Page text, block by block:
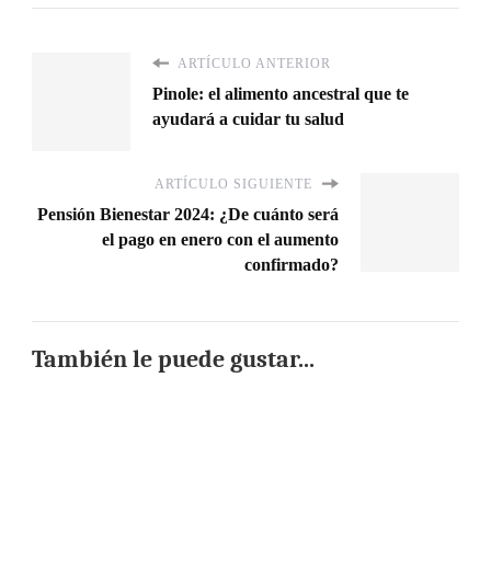
ARTÍCULO ANTERIOR
Pinole: el alimento ancestral que te
ayudará a cuidar tu salud
ARTÍCULO SIGUIENTE
Pensión Bienestar 2024: ¿De cuánto será
el pago en enero con el aumento
confirmado?
También le puede gustar...